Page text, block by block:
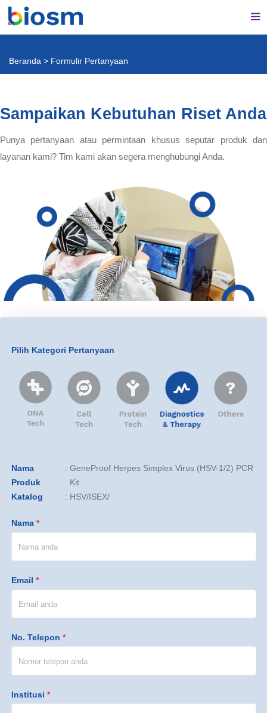
Beranda > Formulir Pertanyaan
Sampaikan Kebutuhan Riset Anda
Punya pertanyaan atau permintaan khusus seputar produk dan
layanan kami? Tim kami akan segera menghubungi Anda.
Pilih Kategori Pertanyaan
Nama
Produk
: GeneProof Herpes Simplex Virus (HSV-1/2) PCR
Kit
Katalog
: HSV/ISEX/
Nama *
Email *
No. Telepon *
Institusi *